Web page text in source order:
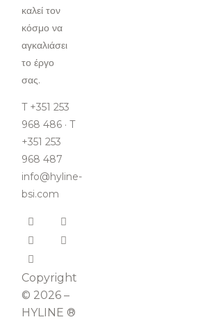
καλεί τον
κόσμο να
αγκαλιάσει
το έργο
σας.
T +351 253
968 486 · T
+351 253
968 487
info@hyline-
bsi.com
Copyright
© 2026 –
HYLINE ®